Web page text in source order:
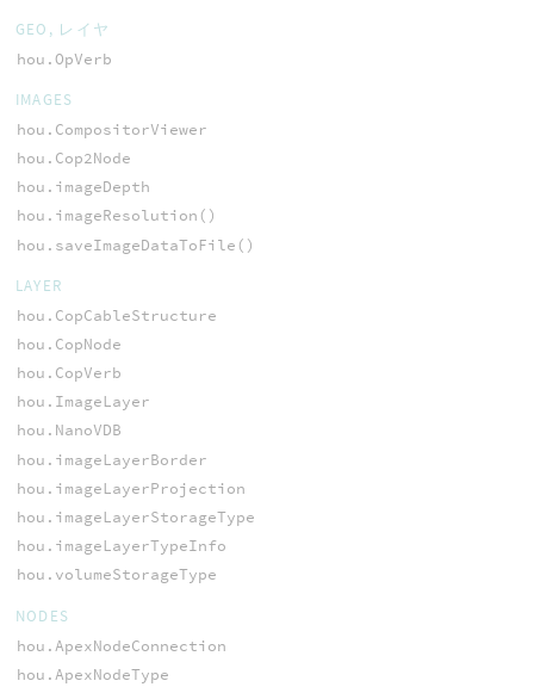
GEO, レイヤ
hou.OpVerb
IMAGES
hou.CompositorViewer
hou.Cop2Node
hou.imageDepth
hou.imageResolution()
hou.saveImageDataToFile()
LAYER
hou.CopCableStructure
hou.CopNode
hou.CopVerb
hou.ImageLayer
hou.NanoVDB
hou.imageLayerBorder
hou.imageLayerProjection
hou.imageLayerStorageType
hou.imageLayerTypeInfo
hou.volumeStorageType
NODES
hou.ApexNodeConnection
hou.ApexNodeType